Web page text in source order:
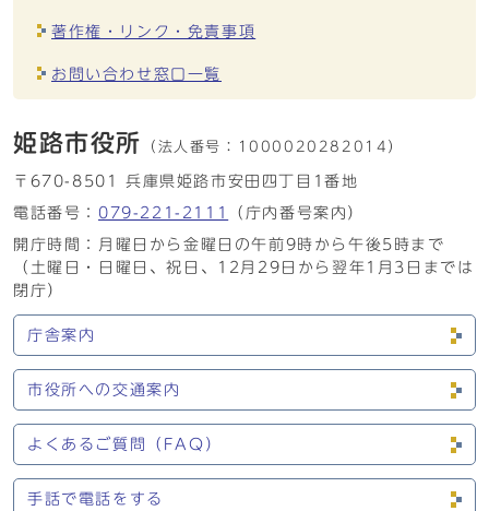
著作権・リンク・免責事項
お問い合わせ窓口一覧
姫路市役所 （法人番号： 1000020282014）
〒670-8501 兵庫県姫路市安田四丁目1番地
電話番号： 079-221-2111
（庁内番号案内）
開庁時間：月曜日から金曜日の午前9時から午後5時まで
（土曜日・日曜日、祝日、12月29日から翌年1月3日までは
閉庁）
庁舎案内
市役所への交通案内
よくあるご質問（FAQ）
手話で電話をする